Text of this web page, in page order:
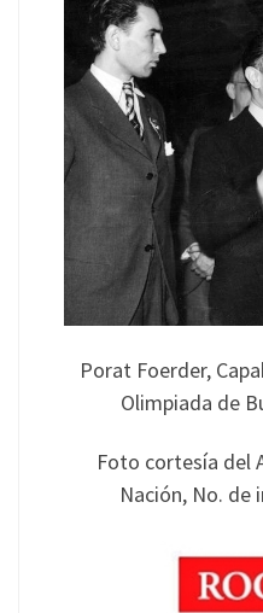
Porat Foerder,
Olimpiada de
Foto cortesía del
Nación, No. de